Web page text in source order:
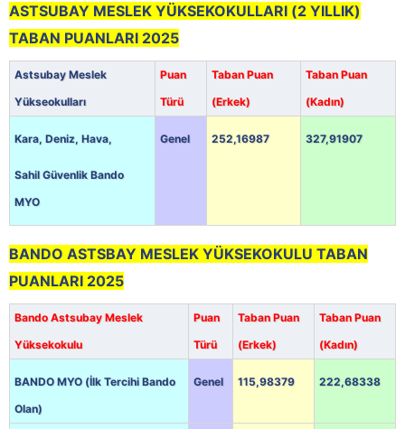
ASTSUBAY MESLEK YÜKSEKOKULLARI (2 YILLIK)
TABAN PUANLARI 2025
Astsubay Meslek
Yükseokulları
Puan
Türü
Taban Puan
(Erkek)
Taban Puan
(Kadın)
Kara, Deniz, Hava,
Sahil Güvenlik Bando
MYO
Genel 252,16987 327,91907
BANDO ASTSBAY MESLEK YÜKSEKOKULU TABAN
PUANLARI 2025
Bando Astsubay Meslek
Yüksekokulu
Puan
Türü
Taban Puan
(Erkek)
Taban Puan
(Kadın)
BANDO MYO (İlk Tercihi Bando
Olan)
Genel 115,98379 222,68338